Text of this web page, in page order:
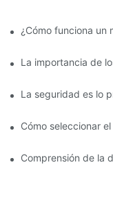
precisión.
¿Cómo funciona un
La importancia de
La seguridad es lo
Cómo seleccionar
Comprensión de la